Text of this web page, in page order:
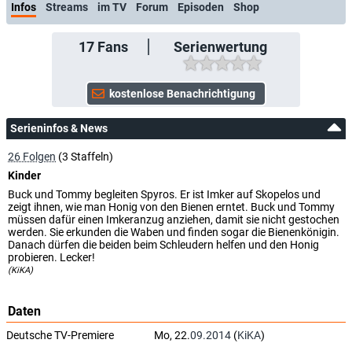
Infos Streams im TV Forum Episoden Shop
17Fans Serienwertung
Serieninfos & News
26 Folgen (3 Staffeln)
Kinder
Buck und Tommy begleiten Spyros. Er ist Imker auf Skopelos und
zeigt ihnen, wie man Honig von den Bienen erntet. Buck und Tommy
müssen dafür einen Imkeranzug anziehen, damit sie nicht gestochen
werden. Sie erkunden die Waben und finden sogar die Bienenkönigin.
Danach dürfen die beiden beim Schleudern helfen und den Honig
probieren. Lecker!
(KiKA)
Daten
Deutsche TV-Premiere Mo, 22.09.2014 (KiKA)